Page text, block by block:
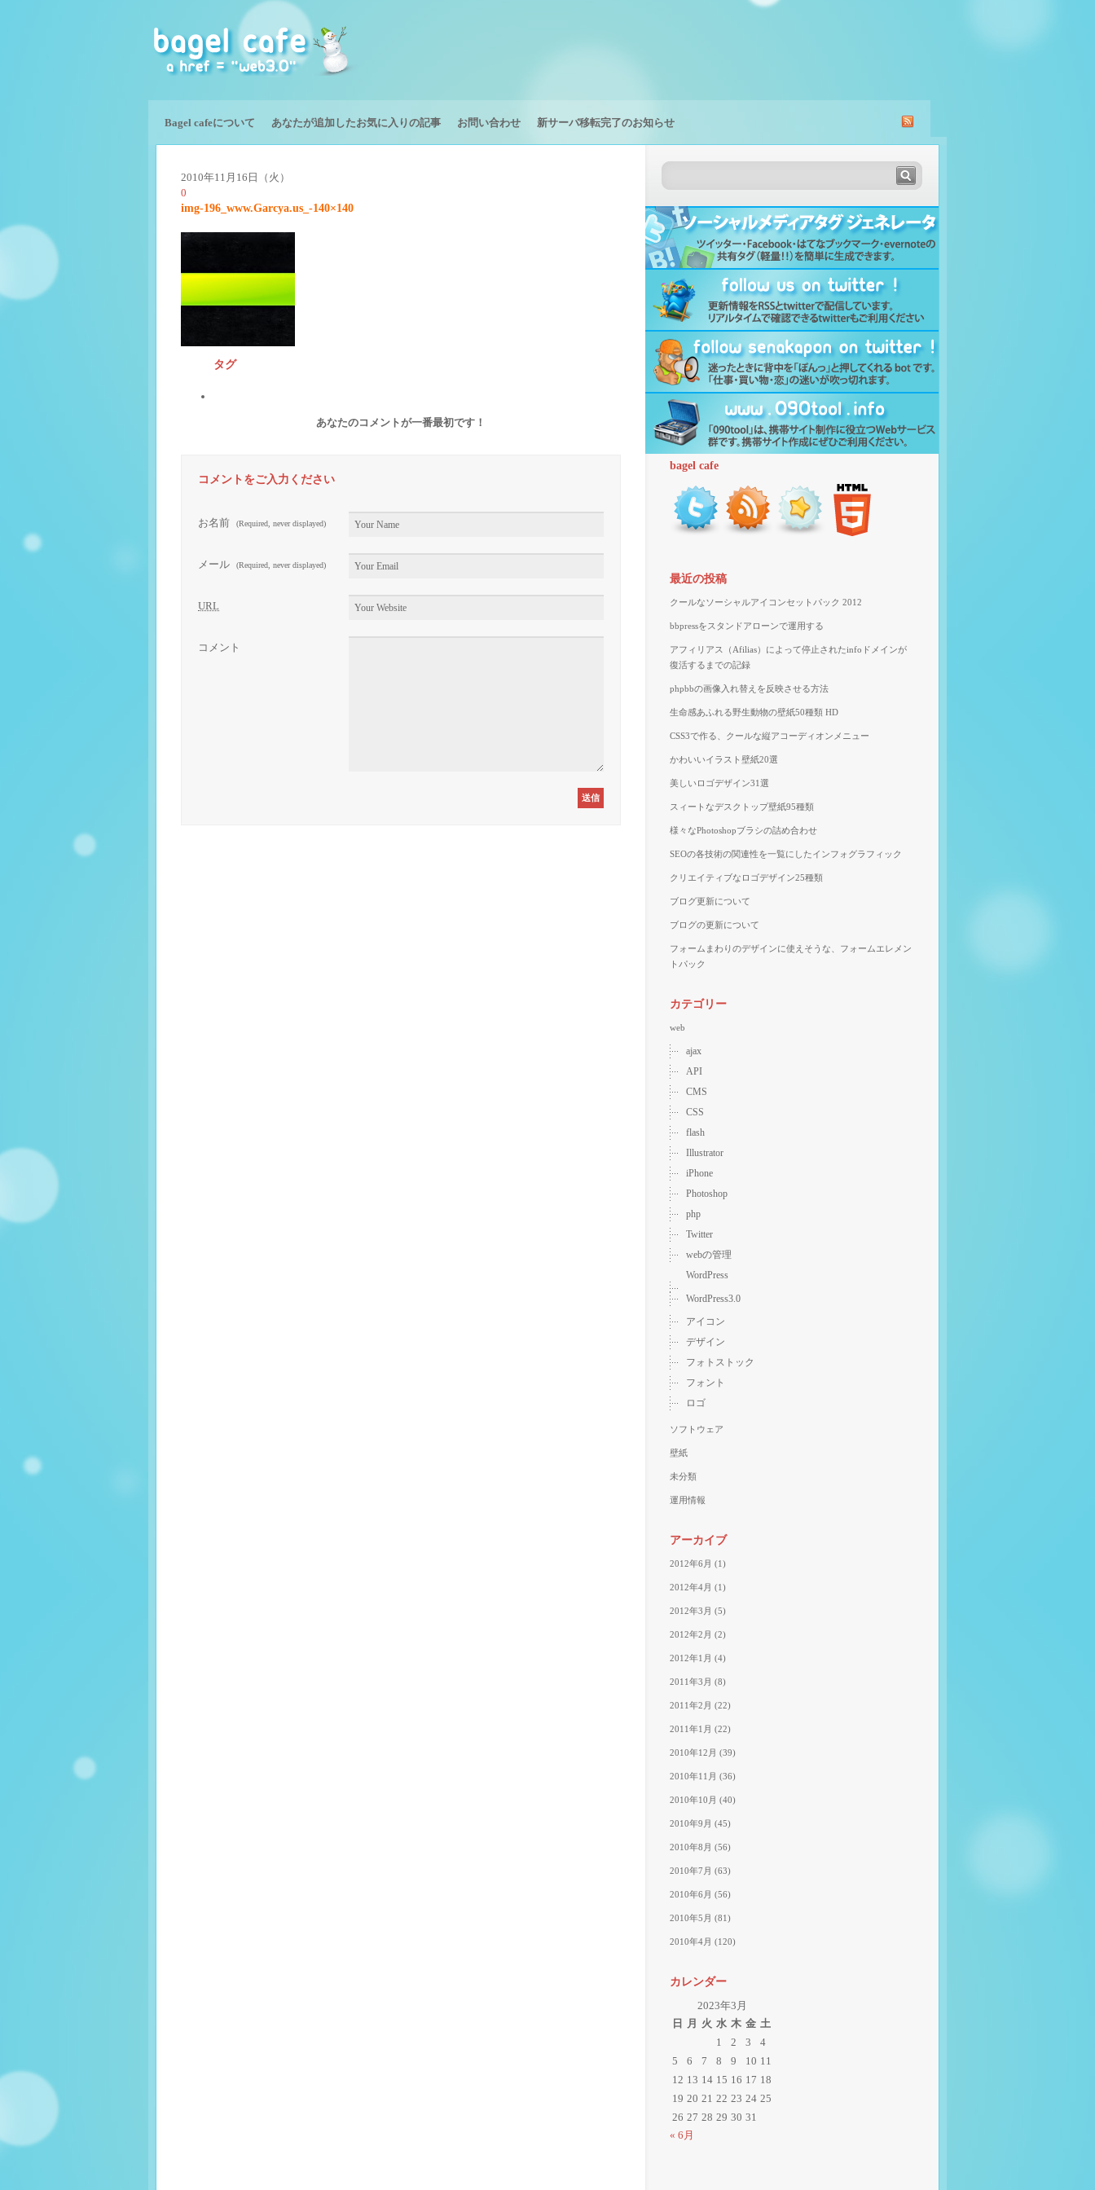
Bagel cafeについて あなたが追加したお気に入りの記事 お問い合わせ 新サーバ移転完了のお知らせ
2010年11月16日（火）
0
img-196_www.Garcya.us_-140×140
タグ
あなたのコメントが一番最初です！
コメントをご入力ください
お名前 (Required, never displayed)
メール (Required, never displayed)
URL
コメント
bagel cafe
最近の投稿
クールなソーシャルアイコンセットパック 2012
bbpressをスタンドアローンで運用する
アフィリアス（Afilias）によって停止されたinfoドメインが
復活するまでの記録
phpbbの画像入れ替えを反映させる方法
生命感あふれる野生動物の壁紙50種類 HD
CSS3で作る、クールな縦アコーディオンメニュー
かわいいイラスト壁紙20選
美しいロゴデザイン31選
スィートなデスクトップ壁紙95種類
様々なPhotoshopブラシの詰め合わせ
SEOの各技術の関連性を一覧にしたインフォグラフィック
クリエイティブなロゴデザイン25種類
ブログ更新について
ブログの更新について
フォームまわりのデザインに使えそうな、フォームエレメン
トパック
カテゴリー
web
ajax
API
CMS
CSS
flash
Illustrator
iPhone
Photoshop
php
Twitter
webの管理
WordPress
WordPress3.0
アイコン
デザイン
フォトストック
フォント
ロゴ
ソフトウェア
壁紙
未分類
運用情報
アーカイブ
2012年6月 (1)
2012年4月 (1)
2012年3月 (5)
2012年2月 (2)
2012年1月 (4)
2011年3月 (8)
2011年2月 (22)
2011年1月 (22)
2010年12月 (39)
2010年11月 (36)
2010年10月 (40)
2010年9月 (45)
2010年8月 (56)
2010年7月 (63)
2010年6月 (56)
2010年5月 (81)
2010年4月 (120)
カレンダー
2023年3月
日
月 火 水 木 金 土
1
2 3
4
5
6 7 8 9 10 11
12 13 14 15 16 17 18
19 20 21 22 23 24 25
26 27 28 29 30 31
« 6月